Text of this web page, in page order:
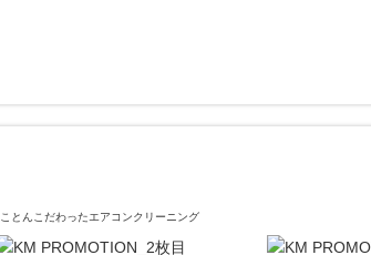
とんこだわったエアコンクリーニング